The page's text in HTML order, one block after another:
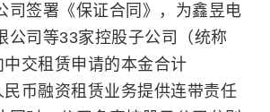
司签署《保证合同》，为鑫昱电
公司等33家控股子公司（统称
中交租赁申请的本金合计
币融资租赁业务提供连带责任